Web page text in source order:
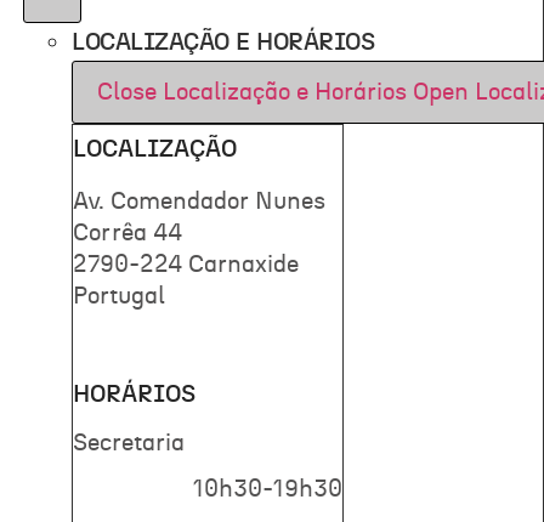
LOCALIZAÇÃO E HORÁRIOS
Close Localização e Horários Open
LOCALIZAÇÃO
Av. Comendador Nunes
Corrêa 44
2790-224 Carnaxide
Portugal
HORÁRIOS
Secretaria
10h30-19h30